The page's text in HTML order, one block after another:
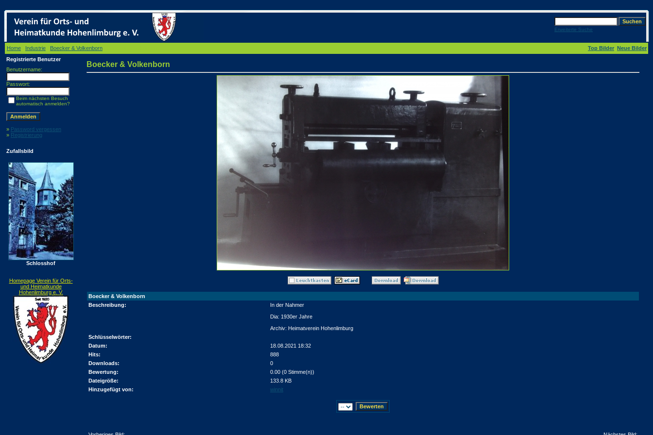
Erweiterte Suche
Home Industrie Boecker & Volkenborn Top Bilder Neue Bilder
Registrierte Benutzer
Benutzername:
Passwort:
Beim nächsten Besuch
automatisch anmelden?
» Password vergessen
» Registrierung
Zufallsbild
Schlosshof
Homepage Verein für Orts-
und Heimatkunde
Hohenlimburg e. V.
Boecker & Volkenborn
Boecker & Volkenborn
Beschreibung:
In der Nahmer
Dia: 1930er Jahre
Archiv: Heimatverein Hohenlimburg
Schlüsselwörter:
Datum:
18.08.2021 18:32
Hits:
888
Downloads:
0
Bewertung:
0.00 (0 Stimme(n))
Dateigröße:
133.8 KB
Hinzugefügt von:
winnit